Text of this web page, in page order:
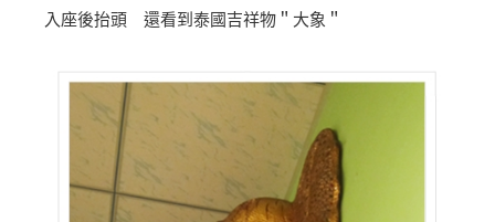
入座後抬頭 還看到泰國吉祥物＂大象＂